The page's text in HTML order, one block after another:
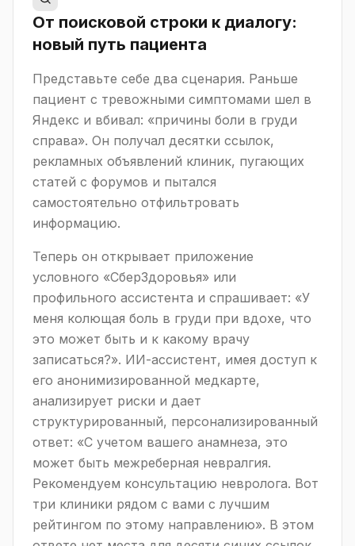
От поисковой строки к диалогу:
новый путь пациента
Представьте себе два сценария. Раньше
пациент с тревожными симптомами шел в
Яндекс и вбивал: «причины боли в груди
справа». Он получал десятки ссылок,
рекламных объявлений клиник, пугающих
статей с форумов и пытался
самостоятельно отфильтровать
информацию.
Теперь он открывает приложение
условного «СберЗдоровья» или
профильного ассистента и спрашивает: «У
меня колющая боль в груди при вдохе, что
это может быть и к какому врачу
записаться?». ИИ-ассистент, имея доступ к
его анонимизированной медкарте,
анализирует риски и дает
структурированный, персонализированный
ответ: «С учетом вашего анамнеза, это
может быть межреберная невралгия.
Рекомендуем консультацию невролога. Вот
три клиники рядом с вами с лучшим
рейтингом по этому направлению». В этом